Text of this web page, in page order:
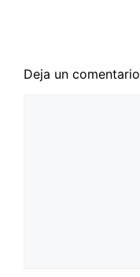
Deja un comentario